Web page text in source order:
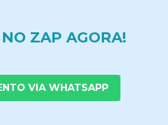
ZAP AGORA!
VIA WHATSAPP